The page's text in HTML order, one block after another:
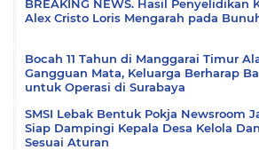
BREAKING NEWS. Hasil Penyelidikan
Alex Cristo Loris Mengarah pada
Bocah 11 Tahun di Manggarai Timur
Gangguan Mata, Keluarga Berharap
untuk Operasi di Surabaya
SMSI Lebak Bentuk Pokja Newsroom
Siap Dampingi Kepala Desa Kelola
Sesuai Aturan